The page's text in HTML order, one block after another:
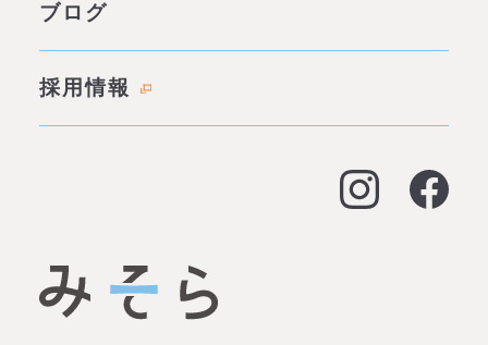
料金表
資金調達（事業融資）
代表あいさつ
名古屋オフィス
ブログ
採用情報